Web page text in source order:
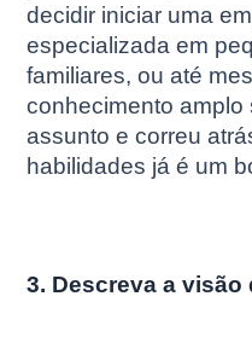
decidir iniciar uma
especializada em
familiares, ou até
conhecimento amplo
assunto e correu
habilidades já é um
3. Descreva a